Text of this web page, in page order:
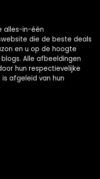
alles-in-één
die de beste deals
en u op de hoogte
Alle afbeeldingen
hun respectievelijke
afgeleid van hun